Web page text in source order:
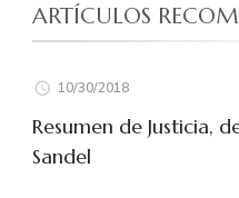
ARTÍCULOS
10/30/2018
Resumen de Justicia,
Sandel